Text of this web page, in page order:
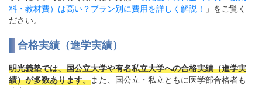
料・教材費）は高い？プラン別に費用を詳しく解説！
」をご覧く
ださい。
合格実績（進学実績）
明光義塾では、国公立大学や有名私立大学への合格実績（進学実
績）が多数あります。また、国公立・私立ともに医学部合格者も